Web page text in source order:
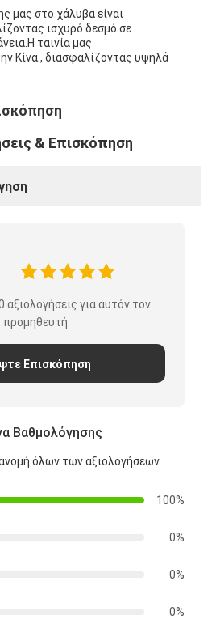
μας στο χάλυβα είναι
ισχυρό δεσμό σε
ταινία μας
Κίνα., διασφαλίζοντας υψηλά
& Επισκόπηση
αξιολογήσεις για αυτόν τον
προμηθευτή
Επισκόπηση
Βαθμολόγησης
όλων των αξιολογήσεων
100%
0%
0%
0%